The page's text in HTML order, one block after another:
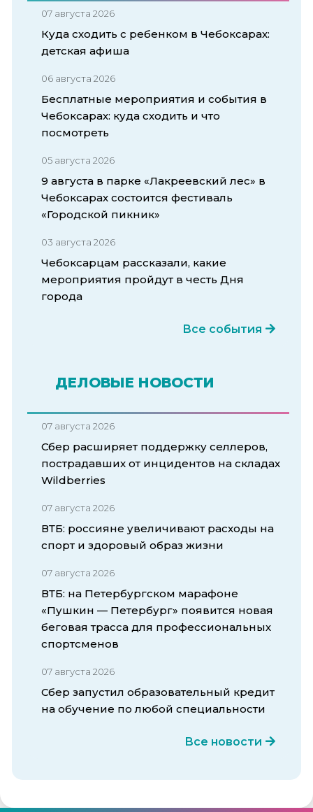
07 августа 2026
Куда сходить с ребенком в Чебоксарах:
детская афиша
06 августа 2026
Бесплатные мероприятия и события в
Чебоксарах: куда сходить и что
посмотреть
05 августа 2026
9 августа в парке «Лакреевский лес» в
Чебоксарах состоится фестиваль
«Городской пикник»
03 августа 2026
Чебоксарцам рассказали, какие
мероприятия пройдут в честь Дня
города
Все события
ДЕЛОВЫЕ НОВОСТИ
07 августа 2026
Сбер расширяет поддержку селлеров,
пострадавших от инцидентов на складах
Wildberries
07 августа 2026
ВТБ: россияне увеличивают расходы на
спорт и здоровый образ жизни
07 августа 2026
ВТБ: на Петербургском марафоне
«Пушкин — Петербург» появится новая
беговая трасса для профессиональных
спортсменов
07 августа 2026
Сбер запустил образовательный кредит
на обучение по любой специальности
Все новости